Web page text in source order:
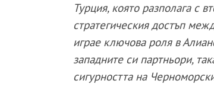
Турция, която разполага с
стратегическия достъп
играе ключова роля в
западните си партньори,
сигурността на